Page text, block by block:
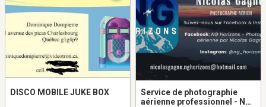
DISCO MOBILE JUKE BOX
Service de photographie
aérienne professionnel - NG